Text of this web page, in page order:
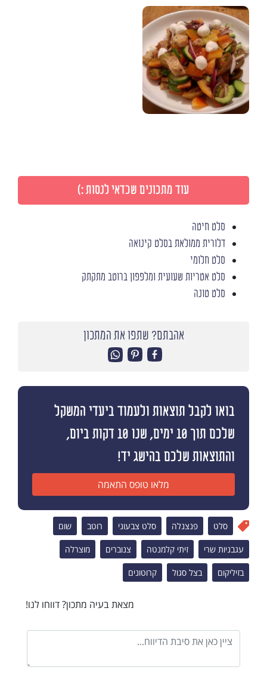
עוד מתכונים שכדאי לנסות :)
סלט חיטה
דלורית ממולאת בסלט קינואה
סלט חלומי
סלט אטריות שעועית ומלפפון ברוטב מתקתק
סלט טונה
אהבתם? שתפו את המתכון
בואו לקבל תוצאות ולעמוד ביעדי המשקל
שלכם תוך 10 ימים, שנו 10 דקות ביום,
והתוצאות שלכם בהישג יד!
מלאו טופס התאמה
סלט פנצנלה סלט צבעוני רוטב שום
עגבניות שרי זיתי קלמנטה צנוברים מוצרלה
בזיליקום בצל סגול קרוטונים
מצאת בעיה מתכון? דווחו לנו!